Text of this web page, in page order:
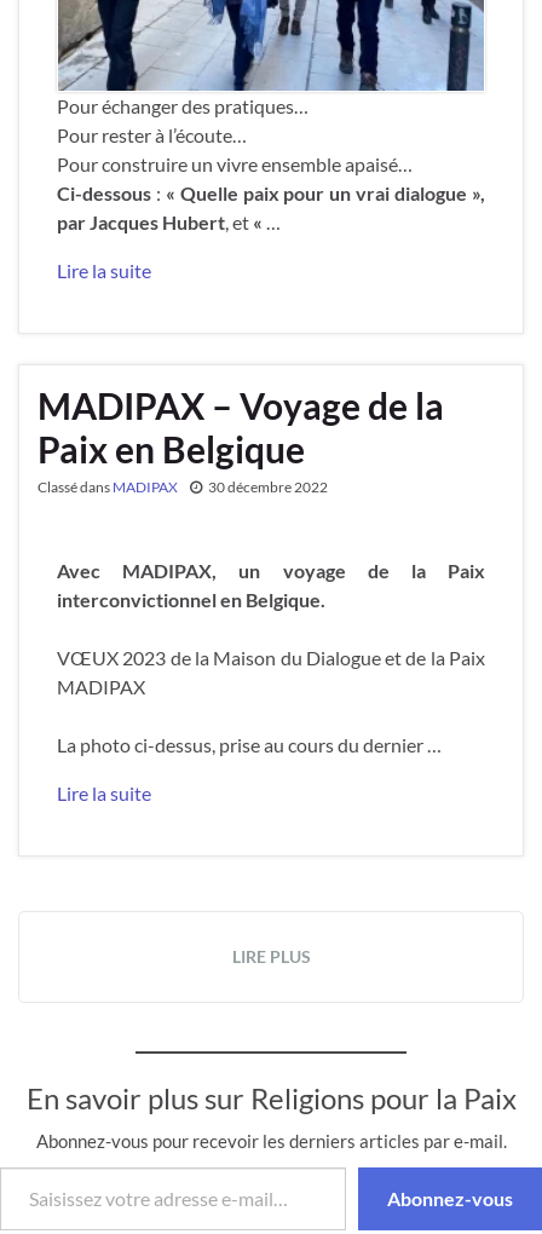
Pour échanger des pratiques…
Pour rester à l’écoute…
Pour construire un vivre ensemble apaisé…
Ci-dessous : « Quelle paix pour un vrai dialogue »,
par Jacques Hubert, et « …
Lire la suite
MADIPAX – Voyage de la
Paix en Belgique
Classé dans MADIPAX 30 décembre 2022
Avec MADIPAX, un voyage de la Paix
interconvictionnel en Belgique.
VŒUX 2023 de la Maison du Dialogue et de la Paix
MADIPAX
La photo ci-dessus, prise au cours du dernier …
Lire la suite
LIRE PLUS
En savoir plus sur Religions pour la Paix
Abonnez-vous pour recevoir les derniers articles par e-mail.
Saisissez votre adresse e-mail…
Abonnez-vous